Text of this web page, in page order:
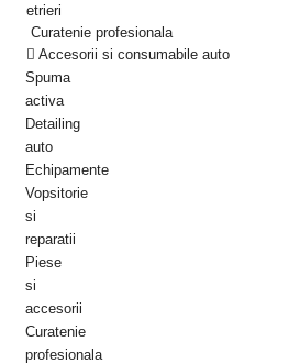
etrieri
Curatenie profesionala
Accesorii si consumabile auto
Spuma
activa
Detailing
auto
Echipamente
Vopsitorie
si
reparatii
Piese
si
accesorii
Curatenie
profesionala